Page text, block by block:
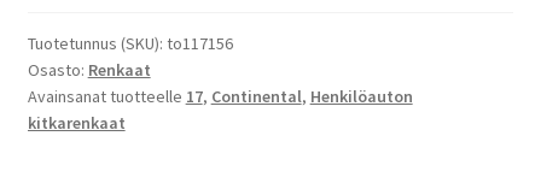
Tuotetunnus (SKU): to117156
Osasto: Renkaat
Avainsanat tuotteelle 17, Continental, Henkilöauton
kitkarenkaat